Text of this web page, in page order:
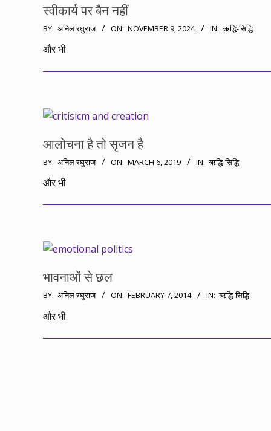
स्वीकार्य पर बैन नहीं
2024-
11-
BY: अनिल रघुराज ON: NOVEMBER 9, 2024 IN: ऋद्धि-सिद्धि
और भी
आलोचना है तो सृजन है
2019-
03-
BY: अनिल रघुराज ON: MARCH 6, 2019 IN: ऋद्धि-सिद्धि
और भी
भावनाओं से छल
2014-
02-
BY: अनिल रघुराज ON: FEBRUARY 7, 2014 IN: ऋद्धि-सिद्धि
और भी